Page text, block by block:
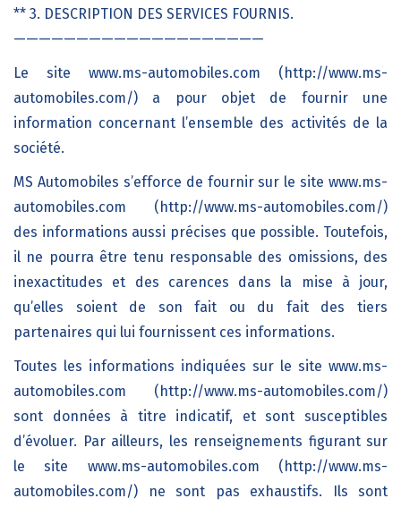
** 3. DESCRIPTION DES SERVICES FOURNIS.
————————————————————
Le site www.ms-automobiles.com (http://www.ms-
automobiles.com/) a pour objet de fournir une
information concernant l’ensemble des activités de la
société.
MS Automobiles s’efforce de fournir sur le site www.ms-
automobiles.com (http://www.ms-automobiles.com/)
des informations aussi précises que possible. Toutefois,
il ne pourra être tenu responsable des omissions, des
inexactitudes et des carences dans la mise à jour,
qu’elles soient de son fait ou du fait des tiers
partenaires qui lui fournissent ces informations.
Toutes les informations indiquées sur le site www.ms-
automobiles.com (http://www.ms-automobiles.com/)
sont données à titre indicatif, et sont susceptibles
d’évoluer. Par ailleurs, les renseignements figurant sur
le site www.ms-automobiles.com (http://www.ms-
automobiles.com/) ne sont pas exhaustifs. Ils sont